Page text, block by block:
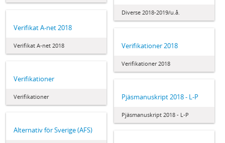
Diverse 2018-2019/u.å.
Verifikat A-net 2018
Verifikat A-net 2018 Verifikationer 2018
Verifikationer 2018
Verifikationer
Verifikationer Pjäsmanuskript 2018 - L-P
Pjäsmanuskript 2018 - L-P
Alternativ för Sverige (AFS)